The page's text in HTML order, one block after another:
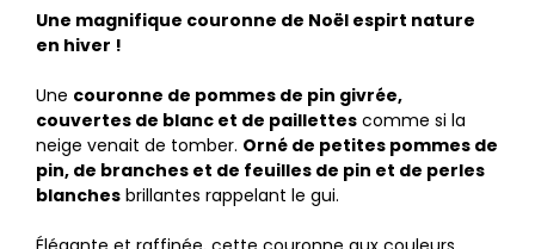
Une magnifique couronne de Noël espirt nature
en hiver !
Une couronne de pommes de pin givrée,
couvertes de blanc et de paillettes comme si la
neige venait de tomber. Orné de petites pommes de
pin, de branches et de feuilles de pin et de perles
blanches brillantes rappelant le gui.